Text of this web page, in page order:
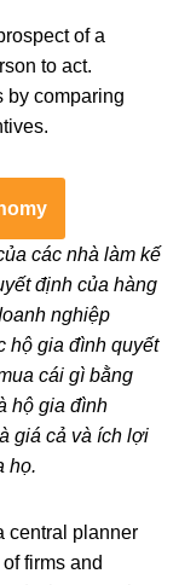
of a
to act.
by comparing
các nhà làm kế
định của hàng
nghiệp
hộ gia đình quyết
cái gì bằng
hộ gia đình
giá cả và ích lợi
họ.
central planner
firms and